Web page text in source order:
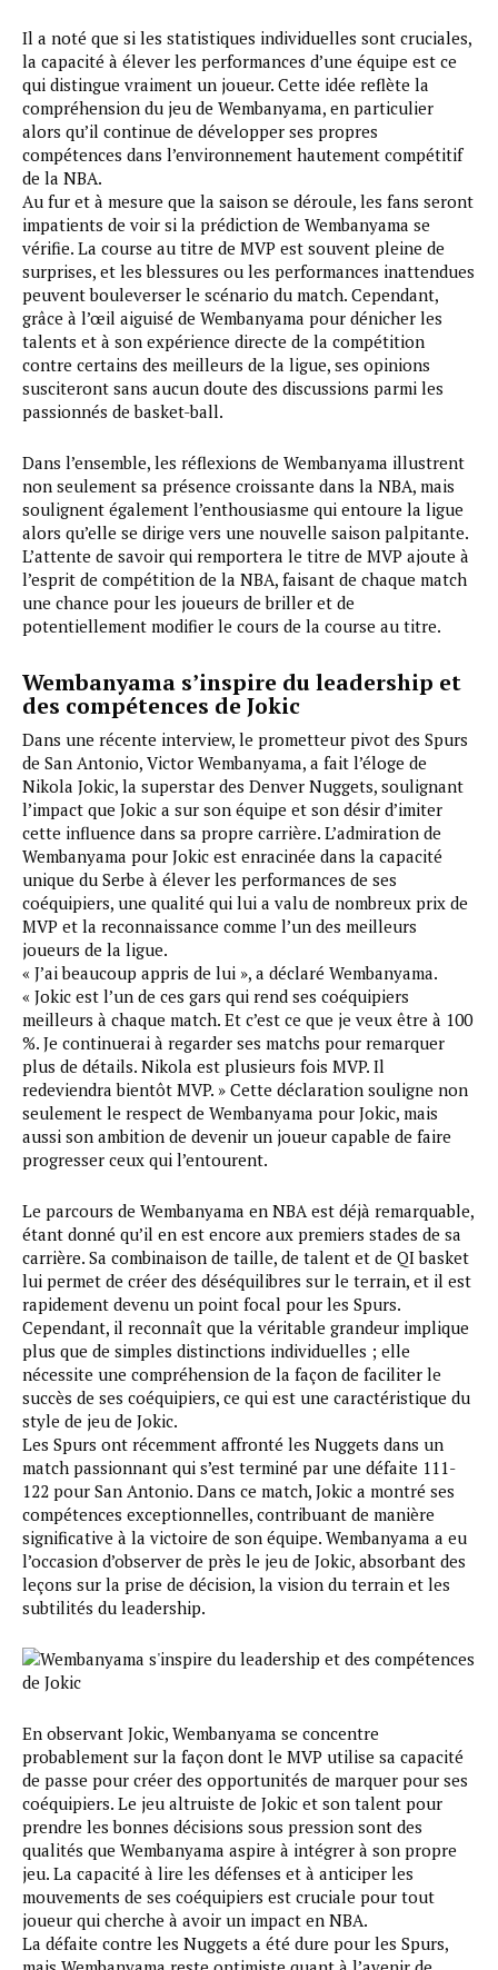
Il a noté que si les statistiques individuelles sont cruciales,
la capacité à élever les performances d’une équipe est ce
qui distingue vraiment un joueur. Cette idée reflète la
compréhension du jeu de Wembanyama, en particulier
alors qu’il continue de développer ses propres
compétences dans l’environnement hautement compétitif
de la NBA.
Au fur et à mesure que la saison se déroule, les fans seront
impatients de voir si la prédiction de Wembanyama se
vérifie. La course au titre de MVP est souvent pleine de
surprises, et les blessures ou les performances inattendues
peuvent bouleverser le scénario du match. Cependant,
grâce à l’œil aiguisé de Wembanyama pour dénicher les
talents et à son expérience directe de la compétition
contre certains des meilleurs de la ligue, ses opinions
susciteront sans aucun doute des discussions parmi les
passionnés de basket-ball.
Dans l’ensemble, les réflexions de Wembanyama illustrent
non seulement sa présence croissante dans la NBA, mais
soulignent également l’enthousiasme qui entoure la ligue
alors qu’elle se dirige vers une nouvelle saison palpitante.
L’attente de savoir qui remportera le titre de MVP ajoute à
l’esprit de compétition de la NBA, faisant de chaque match
une chance pour les joueurs de briller et de
potentiellement modifier le cours de la course au titre.
Wembanyama s’inspire du leadership et
des compétences de Jokic
Dans une récente interview, le prometteur pivot des Spurs
de San Antonio, Victor Wembanyama, a fait l’éloge de
Nikola Jokic, la superstar des Denver Nuggets, soulignant
l’impact que Jokic a sur son équipe et son désir d’imiter
cette influence dans sa propre carrière. L’admiration de
Wembanyama pour Jokic est enracinée dans la capacité
unique du Serbe à élever les performances de ses
coéquipiers, une qualité qui lui a valu de nombreux prix de
MVP et la reconnaissance comme l’un des meilleurs
joueurs de la ligue.
« J’ai beaucoup appris de lui », a déclaré Wembanyama.
« Jokic est l’un de ces gars qui rend ses coéquipiers
meilleurs à chaque match. Et c’est ce que je veux être à 100
%. Je continuerai à regarder ses matchs pour remarquer
plus de détails. Nikola est plusieurs fois MVP. Il
redeviendra bientôt MVP. » Cette déclaration souligne non
seulement le respect de Wembanyama pour Jokic, mais
aussi son ambition de devenir un joueur capable de faire
progresser ceux qui l’entourent.
Le parcours de Wembanyama en NBA est déjà remarquable,
étant donné qu’il en est encore aux premiers stades de sa
carrière. Sa combinaison de taille, de talent et de QI basket
lui permet de créer des déséquilibres sur le terrain, et il est
rapidement devenu un point focal pour les Spurs.
Cependant, il reconnaît que la véritable grandeur implique
plus que de simples distinctions individuelles ; elle
nécessite une compréhension de la façon de faciliter le
succès de ses coéquipiers, ce qui est une caractéristique du
style de jeu de Jokic.
Les Spurs ont récemment affronté les Nuggets dans un
match passionnant qui s’est terminé par une défaite 111-
122 pour San Antonio. Dans ce match, Jokic a montré ses
compétences exceptionnelles, contribuant de manière
significative à la victoire de son équipe. Wembanyama a eu
l’occasion d’observer de près le jeu de Jokic, absorbant des
leçons sur la prise de décision, la vision du terrain et les
subtilités du leadership.
En observant Jokic, Wembanyama se concentre
probablement sur la façon dont le MVP utilise sa capacité
de passe pour créer des opportunités de marquer pour ses
coéquipiers. Le jeu altruiste de Jokic et son talent pour
prendre les bonnes décisions sous pression sont des
qualités que Wembanyama aspire à intégrer à son propre
jeu. La capacité à lire les défenses et à anticiper les
mouvements de ses coéquipiers est cruciale pour tout
joueur qui cherche à avoir un impact en NBA.
La défaite contre les Nuggets a été dure pour les Spurs,